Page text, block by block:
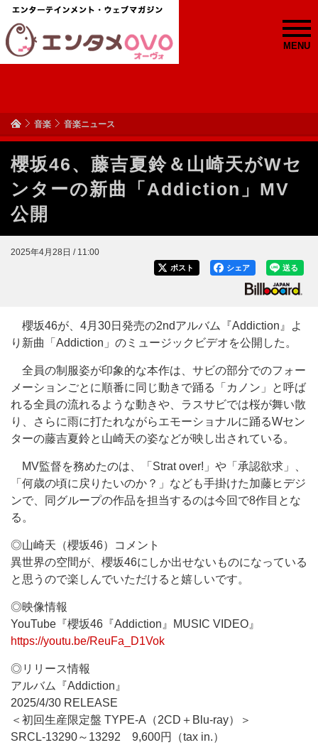
MENU
音楽 音楽ニュース
櫻坂46、藤吉夏鈴＆山崎天がWセ
ンターの新曲「Addiction」MV
公開
2025年4月28日 / 11:00
送る
シェア
ポスト
櫻坂46が、4月30日発売の2ndアルバム『Addiction』よ
り新曲「Addiction」のミュージックビデオを公開した。
全員の制服姿が印象的な本作は、サビの部分でのフォー
メーションごとに順番に同じ動きで踊る「カノン」と呼ば
れる全員の流れるような動きや、ラスサビでは桜が舞い散
り、さらに雨に打たれながらエモーショナルに踊るWセン
ターの藤吉夏鈴と山崎天の姿などが映し出されている。
MV監督を務めたのは、「Strat over!」や「承認欲求」、
「何歳の頃に戻りたいのか？」なども手掛けた加藤ヒデジ
ンで、同グループの作品を担当するのは今回で8作目とな
る。
◎山崎天（櫻坂46）コメント
異世界の空間が、櫻坂46にしか出せないものになっている
と思うので楽しんでいただけると嬉しいです。
◎映像情報
YouTube『櫻坂46『Addiction』MUSIC VIDEO』
https://youtu.be/ReuFa_D1Vok
◎リリース情報
アルバム『Addiction』
2025/4/30 RELEASE
＜初回生産限定盤 TYPE-A（2CD＋Blu-ray）＞
SRCL-13290～13292 9,600円（tax in.）